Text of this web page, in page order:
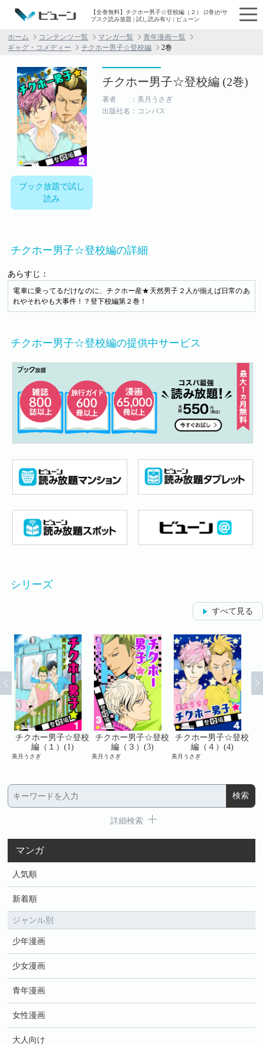
【全巻無料】チクホー男子☆登校編（２） (2巻)がサ
ブスク読み放題 | 試し読み有り | ビューン
ホーム コンテンツ一覧 マンガ一覧
青年漫画一覧
ギャグ・コメディー
チクホー男子☆登校編 2巻
ブック放題で試し
読み
チクホー男子☆登校編 (2巻)
著者 ：美月うさぎ
出版社名：コンパス
チクホー男子☆登校編の詳細
あらすじ：
電車に乗ってるだけなのに、チクホー産★天然男子２人が揃えば日常のあ
れやそれやも大事件！？登下校編第２巻！
チクホー男子☆登校編の提供中サービス
シリーズ
すべて見る
チクホー男子☆登校
編（１）(1)
美月うさぎ
チクホー男子☆登校
編（３）(3)
美月うさぎ
チクホー男子☆登校
編（４）(4)
美月うさぎ
詳細検索
マンガ
人気順
新着順
ジャンル別
少年漫画
少女漫画
青年漫画
女性漫画
大人向け